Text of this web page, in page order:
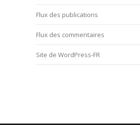
Flux des publications
Flux des commentaires
Site de WordPress-FR